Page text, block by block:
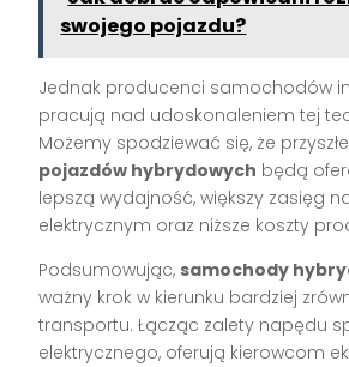
swojego pojazdu?
Jednak producenci samochodów
pracują nad udoskonaleniem tej
Możemy spodziewać się, że
pojazdów hybrydowych będą
lepszą wydajność, większy zasięg
elektrycznym oraz niższe koszty
Podsumowując, samochody
ważny krok w kierunku bardziej
transportu. Łącząc zalety napędu
elektrycznego, oferują kierowcom